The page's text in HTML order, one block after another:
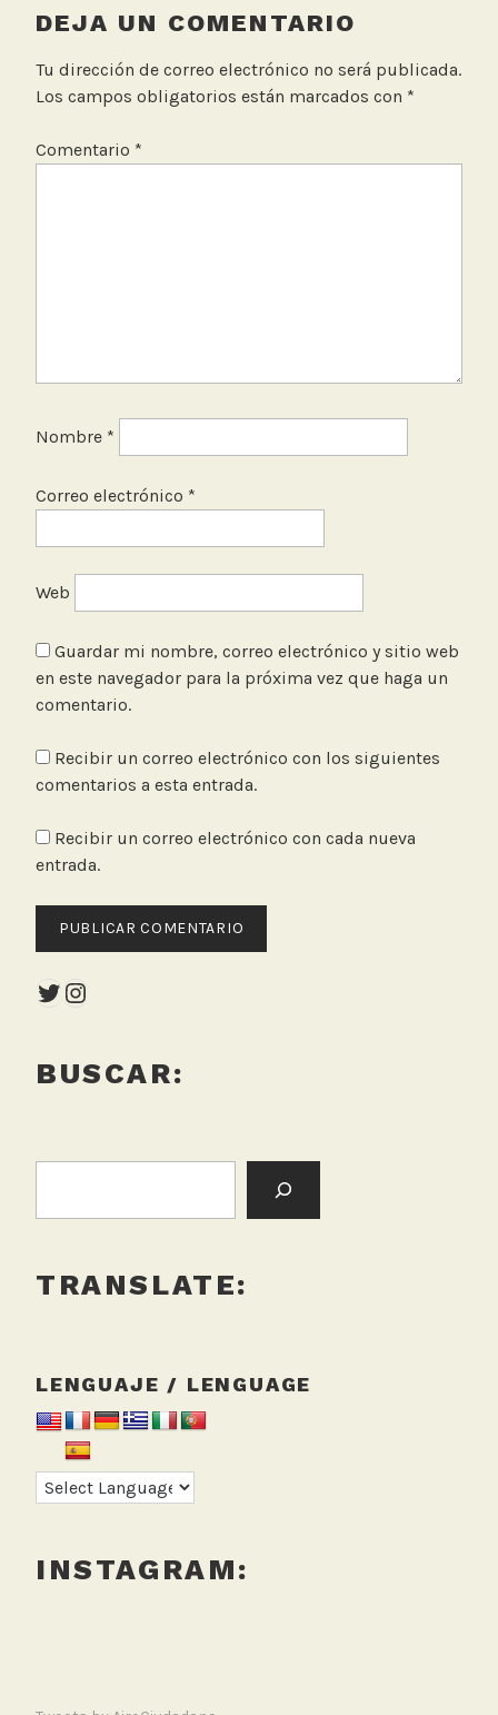
u
d
o
DEJA UN COMENTARIO
Tu dirección de correo electrónico no será publicada.
Los campos obligatorios están marcados con *
Comentario *
Nombre *
Correo electrónico *
Web
Guardar mi nombre, correo electrónico y sitio web
en este navegador para la próxima vez que haga un
comentario.
Recibir un correo electrónico con los siguientes
comentarios a esta entrada.
Recibir un correo electrónico con cada nueva
entrada.
Twitter
Instagram
BUSCAR:
TRANSLATE:
LENGUAJE / LENGUAGE
INSTAGRAM: